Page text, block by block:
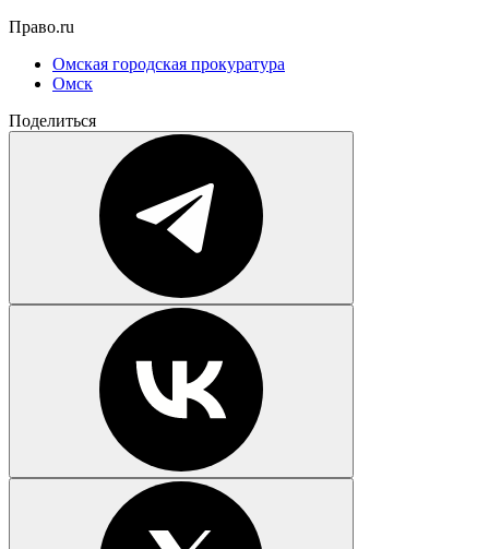
Право.ru
Омская городская прокуратура
Омск
Поделиться